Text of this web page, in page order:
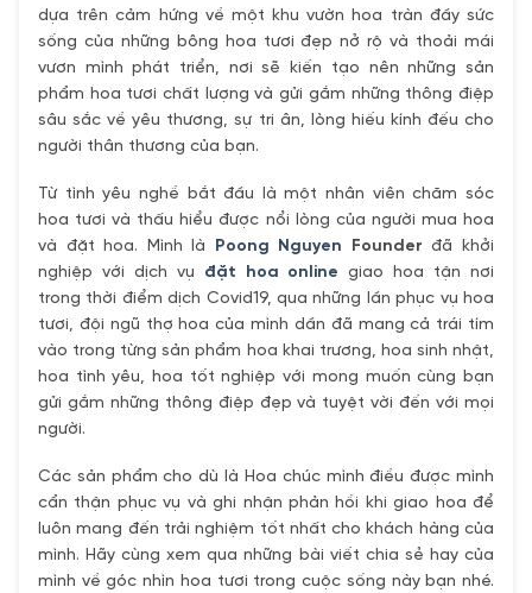
dựa trên cảm hứng về một khu vườn hoa tràn đầy sức
sống của những bông hoa tươi đẹp nở rộ và thoải mái
vươn mình phát triển, nơi sẽ kiến tạo nên những sản
phẩm hoa tươi chất lượng và gửi gắm những thông điệp
sâu sắc về yêu thương, sự tri ân, lòng hiếu kính đếu cho
người thân thương của bạn.
Từ tình yêu nghề bắt đầu là một nhân viên chăm sóc
hoa tươi và thấu hiểu được nổi lòng của người mua hoa
và đặt hoa. Mình là Poong Nguyen Founder đã khởi
nghiệp với dịch vụ đặt hoa online giao hoa tận nơi
trong thời điểm dịch Covid19, qua những lần phục vụ hoa
tươi, đội ngũ thợ hoa của mình dần đã mang cả trái tím
vào trong từng sản phẩm hoa khai trương, hoa sinh nhật,
hoa tình yêu, hoa tốt nghiệp với mong muốn cùng bạn
gửi gắm những thông điệp đẹp và tuyệt vời đến với mọi
người.
Các sản phẩm cho dù là Hoa chúc mình điều được mình
cẩn thận phục vụ và ghi nhận phản hồi khi giao hoa để
luôn mang đến trải nghiệm tốt nhất cho khách hàng của
mình. Hãy cùng xem qua những bài viết chia sẻ hay của
mình về góc nhìn hoa tươi trong cuộc sống này bạn nhé.